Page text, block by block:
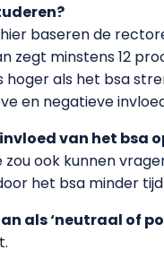
baseren de
zegt minstens 12
als het bsa
en negatieve
van het bsa
zou ook kunnen
het bsa minder
als ‘neutraal of